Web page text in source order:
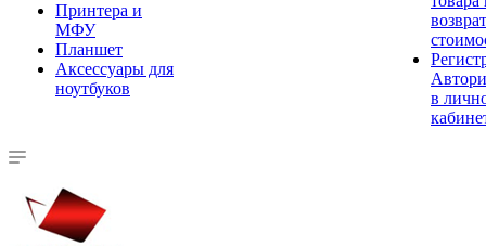
Принтера и
МФУ
Планшет
Аксессуары для
ноутбуков
в